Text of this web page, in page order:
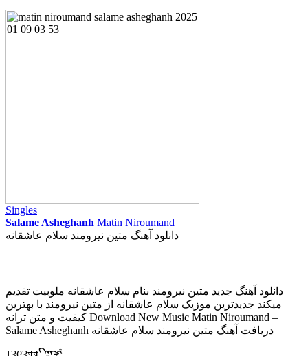
Singles
Salame Asheghanh Matin Niroumand
دانلود آهنگ متین نیرومند سلام عاشقانه
دانلود آهنگ جدید متین نیرومند بنام سلام عاشقانه ملوبیت تقدیم
میکند جدیدترین موزیک سلام عاشقانه از متین نیرومند با بهترین
کیفیت و متن ترانه Download New Music Matin Niroumand –
Salame Asheghanh دریافت آهنگ متین نیرومند سلام عاشقانه